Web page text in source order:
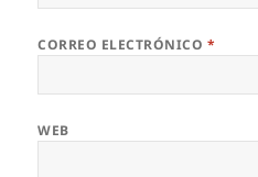
CORREO ELECTRÓNICO *
WEB